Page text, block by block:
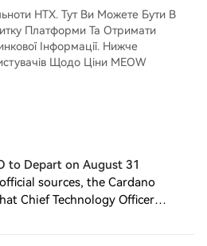
участь у
і
MEOW,
згідно з
що
котові на
HTX. Тут Ви Можете Бути В
Платформи Та Отримати
Інформації. Нижче
Щодо Ціни MEOW
to Depart on August 31
sources, the Cardano
Chief Technology Officer
August 31. In line with the